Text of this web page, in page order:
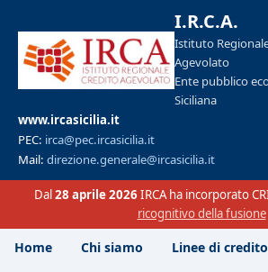
I.R.C.A.
Istituto
Agevolato
Ente pubblico
Siciliana
www.ircasicilia.it
PEC: irca@pec.ircasicilia.it
Mail: direzione.generale@ircasicilia.it
Dal28 aprile 2026IRCA ha incorporato
ricognitivo della fusione
Home Chi siamo Linee di credito